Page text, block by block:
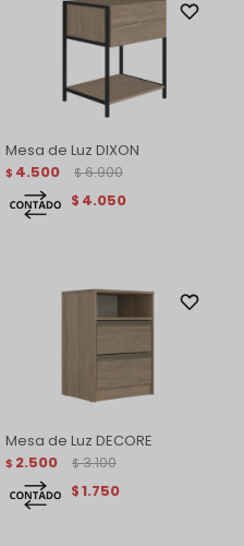
Mesa de Luz DIXON
$ 4.500 $ 6.900
$ 4.050
Mesa de Luz DECORE
$ 2.500 $ 3.100
$1.750